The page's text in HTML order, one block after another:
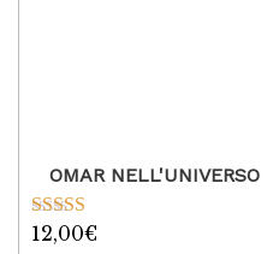
OMAR NELL'UNIVERSO
Valutato
12,00€